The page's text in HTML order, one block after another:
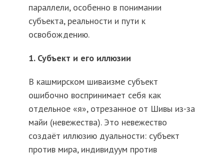
параллели, особенно в понимании
субъекта, реальности и пути к
освобождению.
1. Субъект и его иллюзии
В кашмирском шиваизме субъект
ошибочно воспринимает себя как
отдельное «я», отрезанное от Шивы из-за
майи (невежества). Это невежество
создаёт иллюзию дуальности: субъект
против мира, индивидуум против